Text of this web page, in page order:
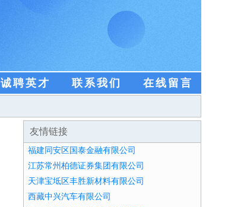
诚聘英才 联系我们 在线留言
友情链接
福建同安区国泰金融有限公司
江苏常州柏德证券集团有限公司
天津宝坻区丰胜新材料有限公司
西藏中兴汽车有限公司